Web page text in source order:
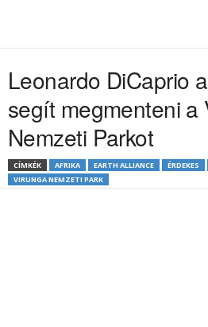
Leonardo DiCaprio
segít megmenteni a
Nemzeti Parkot
CÍMKÉK AFRIKA EARTH ALLIANCE ÉRDEKES
VIRUNGA NEMZETI PARK